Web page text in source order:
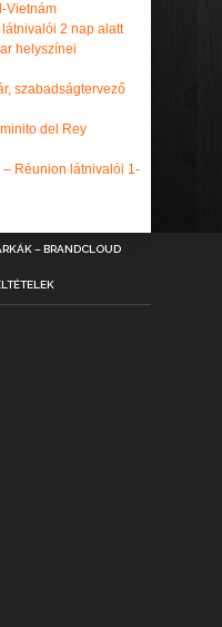
Vietnám
2 nap alatt
helyszínei
szabadságtervező
del Rey
Réunion látnivalói 1-
– BRANDCLOUD